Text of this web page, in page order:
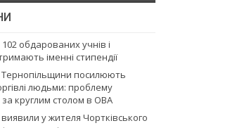
обдарованих учнів і
іменні стипендії
Тернопільщини посилюють
людьми: проблему
круглим столом в ОВА
виявили у жителя Чортківського